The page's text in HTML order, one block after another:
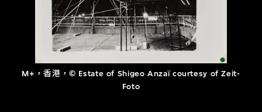
M+，香港，© Estate of Shigeo Anzaï courtesy of Zeit-
Foto
探索世界頂級的二十及二十一世紀視覺
文化藏品。